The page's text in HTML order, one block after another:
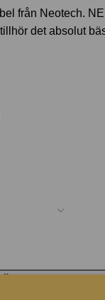
från Neotech.
det absolut